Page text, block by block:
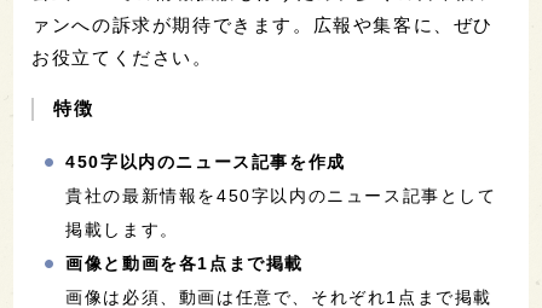
ァンへの訴求が期待できます。広報や集客に、ぜひ
お役立てください。
特徴
450字以内のニュース記事を作成
貴社の最新情報を450字以内のニュース記事として
掲載します。
画像と動画を各1点まで掲載
画像は必須、動画は任意で、それぞれ1点まで掲載